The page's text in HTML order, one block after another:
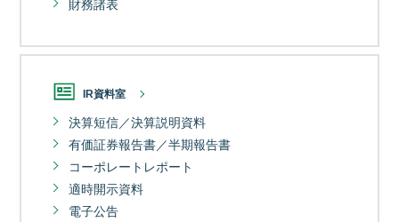
財務諸表
IR資料室
決算短信／決算説明資料
有価証券報告書／半期報告書
コーポレートレポート
適時開示資料
電子公告